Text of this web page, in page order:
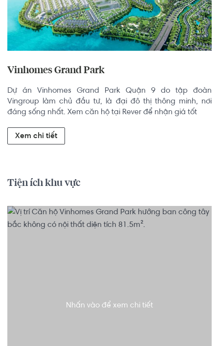
Vinhomes Grand Park
Dự án Vinhomes Grand Park Quận 9 do tập đoàn
Vingroup làm chủ đầu tư, là đại đô thị thông minh, nơi
đáng sống nhất. Xem căn hộ tại Rever để nhận giá tốt
Xem chi tiết
Tiện ích khu vực
Nhấn vào để xem chi tiết